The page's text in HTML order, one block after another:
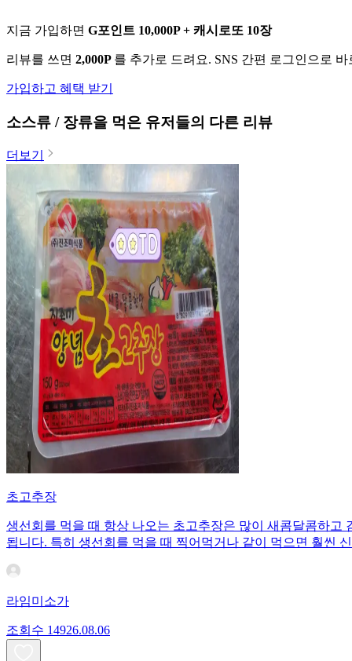
지금 가입하면 G포인트 10,000P + 캐시로또 10장
리뷰를 쓰면 2,000P 를 추가로 드려요. SNS 간편 로그인으로
가입하고 혜택 받기
소스류 / 장류을 먹은 유저들의 다른 리뷰
더보기
초고추장
생선회를 먹을 때 항상 나오는 초고추장은 많이 새콤달콤하
됩니다. 특히 생선회를 먹을 때 찍어먹거나 같이 먹으면 훨씬
라임미소가
조회수 14926.08.06